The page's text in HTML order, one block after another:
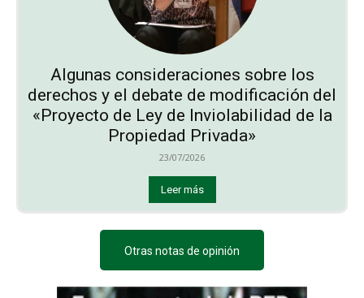
Algunas consideraciones sobre los
derechos y el debate de modificación del
«Proyecto de Ley de Inviolabilidad de la
Propiedad Privada»
23/07/2026
Leer más
Otras notas de opinión